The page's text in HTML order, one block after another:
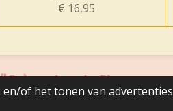
of het tonen van
€ 16,95
zijn fijn, maar